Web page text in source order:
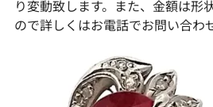
り変動致します。また、金額は形
ので詳しくはお電話でお問い合わ